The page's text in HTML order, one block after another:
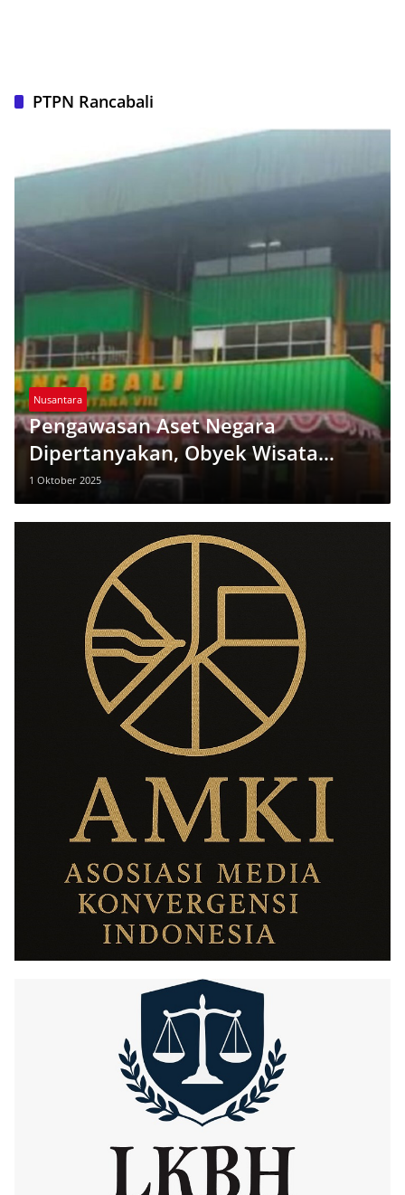
PTPN Rancabali
Nusantara
Pengawasan Aset Negara
Dipertanyakan, Obyek Wisata
Diduga Tanpa Izin Ada di Lahan
PTPN Rancabali
1 Oktober 2025